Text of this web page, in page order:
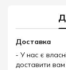
Доставка
- У нас є
доставити